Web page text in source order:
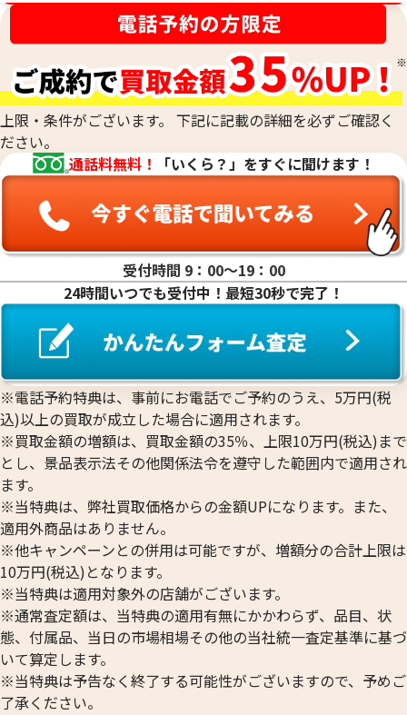
が付いていない金塊やインゴットなど、水に浸すことができ
るものの純度を、非常に正確に測定する際に用います。最終的
な査定額は、これらの科学的なデータに加えて、査定士が持つ
専門知識と経験を総合的に判断して算出されます。
刻印がなくて純度がわからないお品物や、他の素材のお品物
と組み合わされた合金のお品物、低純度のお品物も、当社の
専門的な技術で正確に測定し、その場で価値を判定いたしま
す。他店で「買取は難しい」と断られてしまったお品物も、諦
めずにご相談ください。おたからやでは、確かな鑑定力で、
これまでお値段がつかなかったお品物にも、思わぬ価値が見
つかるかもしれません。どのような貴金属でも、お気軽にお
持ち込みください。
上限・条件がございます。 下記に記載の詳細を必ずご確認く
ださい。
通話料無料！
「いくら？」をすぐに聞けます！
受付時間 9：00〜19：00
24時間いつでも受付中！最短30秒で完了！
※電話予約特典は、事前にお電話でご予約のうえ、5万円(税
込)以上の買取が成立した場合に適用されます。
※買取金額の増額は、買取金額の35％、上限10万円(税込)まで
とし、景品表示法その他関係法令を遵守した範囲内で適用され
ます。
※当特典は、弊社買取価格からの金額UPになります。また、
適用外商品はありません。
※他キャンペーンとの併用は可能ですが、増額分の合計上限は
10万円(税込)となります。
※当特典は適用対象外の店舗がございます。
※通常査定額は、当特典の適用有無にかかわらず、品目、状
態、付属品、当日の市場相場その他の当社統一査定基準に基づ
いて算定します。
※当特典は予告なく終了する可能性がございますので、予めご
了承ください。